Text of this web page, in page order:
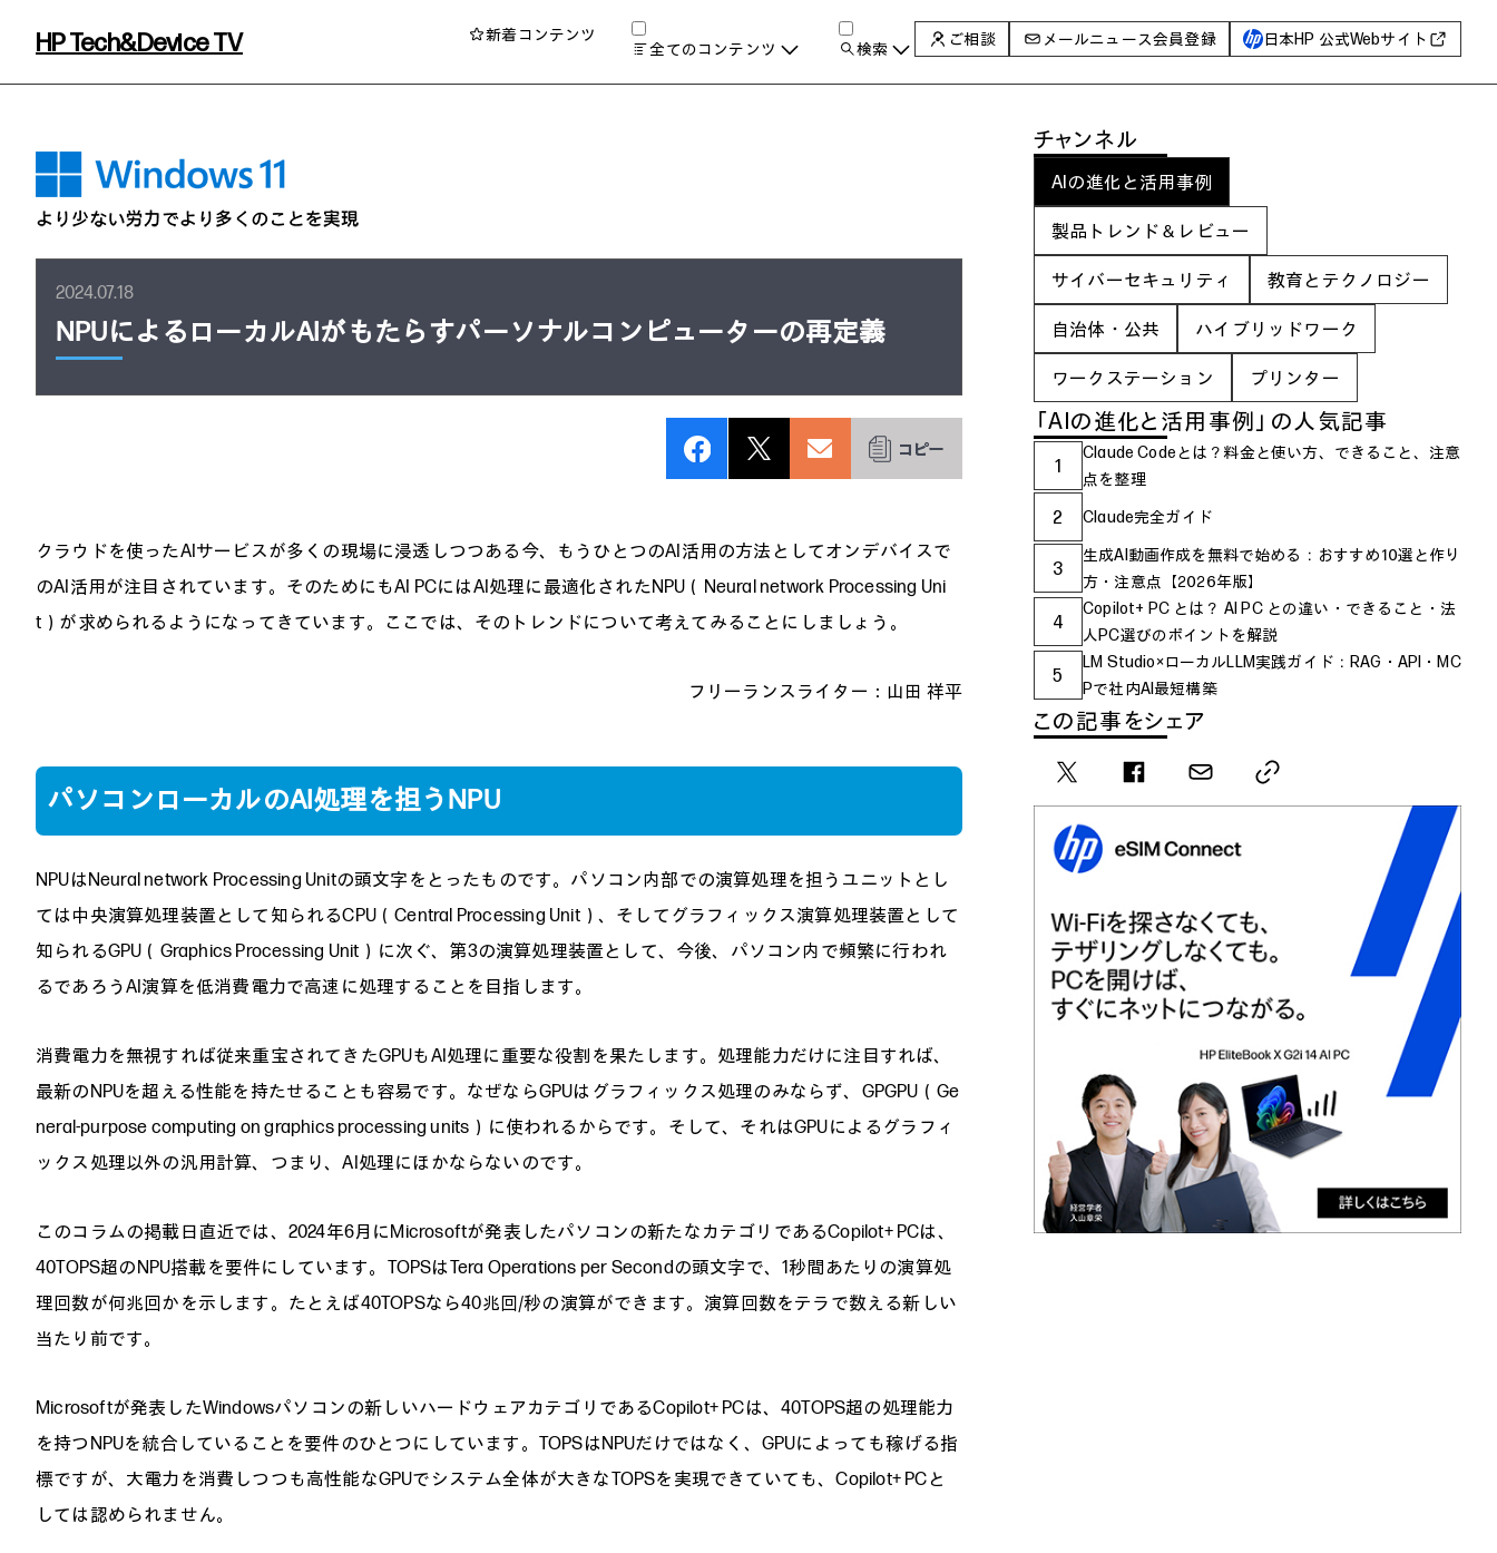
HP Tech&Device TV 新着コンテンツ
全てのコンテンツ
チャンネル
自治体・公共
ワークステーション
タグ
イベントレポート
AIワークステーション
WXP（DEXツール）
タグ一覧
イベント・コラム
検索 ご相談 メールニュース会員登録 日本HP 公式Webサイト
2024.07.18
NPUによるローカルAIがもたらすパーソナルコンピューターの再定義
クラウドを使ったAIサービスが多くの現場に浸透しつつある今、もうひとつのAI活用の方法としてオンデバイスで
のAI活用が注目されています。そのためにもAI PCにはAI処理に最適化されたNPU（Neural network Processing Uni
t）が求められるようになってきています。ここでは、そのトレンドについて考えてみることにしましょう。
フリーランスライター：山田 祥平
パソコンローカルのAI処理を担うNPU
NPUはNeural network Processing Unitの頭文字をとったものです。パソコン内部での演算処理を担うユニットとし
ては中央演算処理装置として知られるCPU（Central Processing Unit）、そしてグラフィックス演算処理装置として
知られるGPU（Graphics Processing Unit）に次ぐ、第3の演算処理装置として、今後、パソコン内で頻繁に行われ
るであろうAI演算を低消費電力で高速に処理することを目指します。
消費電力を無視すれば従来重宝されてきたGPUもAI処理に重要な役割を果たします。処理能力だけに注目すれば、
最新のNPUを超える性能を持たせることも容易です。なぜならGPUはグラフィックス処理のみならず、GPGPU（Ge
neral-purpose computing on graphics processing units）に使われるからです。そして、それはGPUによるグラフィ
ックス処理以外の汎用計算、つまり、AI処理にほかならないのです。
このコラムの掲載日直近では、2024年6月にMicrosoftが発表したパソコンの新たなカテゴリであるCopilot+ PCは、
40TOPS超のNPU搭載を要件にしています。TOPSはTera Operations per Secondの頭文字で、1秒間あたりの演算処
理回数が何兆回かを示します。たとえば40TOPSなら40兆回/秒の演算ができます。演算回数をテラで数える新しい
当たり前です。
Microsoftが発表したWindowsパソコンの新しいハードウェアカテゴリであるCopilot+ PCは、40TOPS超の処理能力
を持つNPUを統合していることを要件のひとつにしています。TOPSはNPUだけではなく、GPUによっても稼げる指
標ですが、大電力を消費しつつも高性能なGPUでシステム全体が大きなTOPSを実現できていても、Copilot+ PCと
しては認められません。
チャンネル
AIの進化と活用事例
製品トレンド＆レビュー
サイバーセキュリティ 教育とテクノロジー
自治体・公共 ハイブリッドワーク
ワークステーション プリンター
「AIの進化と活用事例」の人気記事
1
Claude Codeとは？料金と使い方、できること、注意
点を整理
2 Claude完全ガイド
3
生成AI動画作成を無料で始める：おすすめ10選と作り
方・注意点【2026年版】
4
Copilot+ PC とは？ AI PC との違い・できること・法
人PC選びのポイントを解説
5
LM Studio×ローカルLLM実践ガイド：RAG・API・MC
Pで社内AI最短構築
この記事をシェア